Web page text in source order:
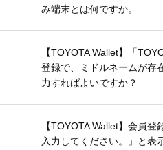
み端末とは何ですか。
【TOYOTA Wallet】「
登録で、ミドルネームが存
力すればよいですか？
【TOYOTA Wallet】会員登
入力してください。」と表